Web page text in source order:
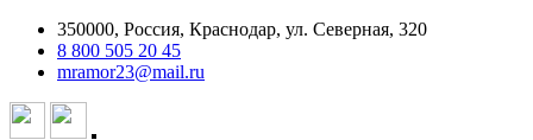
350000, Россия, Краснодар, ул. Северная, 320
8 800 505 20 45
mramor23@mail.ru